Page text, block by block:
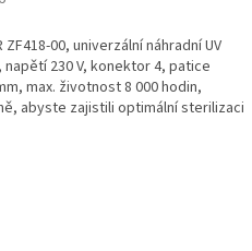
ZF418-00, univerzální náhradní UV
napětí 230 V, konektor 4, patice
max. životnost 8 000 hodin,
abyste zajistili optimální sterilizaci